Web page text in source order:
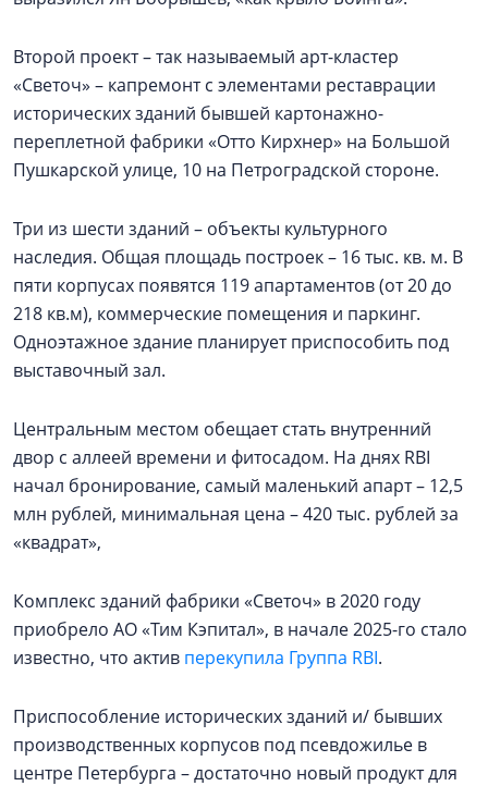
Второй проект – так называемый арт-кластер
«Светоч» – капремонт с элементами реставрации
исторических зданий бывшей картонажно-
переплетной фабрики «Отто Кирхнер» на Большой
Пушкарской улице, 10 на Петроградской стороне.
Три из шести зданий – объекты культурного
наследия. Общая площадь построек – 16 тыс. кв. м. В
пяти корпусах появятся 119 апартаментов (от 20 до
218 кв.м), коммерческие помещения и паркинг.
Одноэтажное здание планирует приспособить под
выставочный зал.
Центральным местом обещает стать внутренний
двор с аллеей времени и фитосадом. На днях RBI
начал бронирование, самый маленький апарт – 12,5
млн рублей, минимальная цена – 420 тыс. рублей за
«квадрат»,
Комплекс зданий фабрики «Светоч» в 2020 году
приобрело АО «Тим Кэпитал», в начале 2025-го стало
известно, что актив перекупила Группа RBI.
Приспособление исторических зданий и/ бывших
производственных корпусов под псевдожилье в
центре Петербурга – достаточно новый продукт для